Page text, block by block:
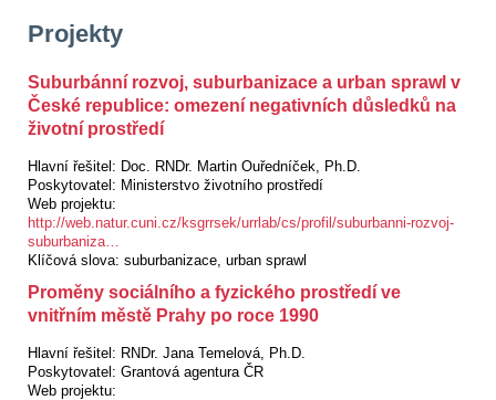
Projekty
Suburbánní rozvoj, suburbanizace a urban sprawl v
České republice: omezení negativních důsledků na
životní prostředí
Hlavní řešitel: Doc. RNDr. Martin Ouředníček, Ph.D.
Poskytovatel: Ministerstvo životního prostředí
Web projektu:
http://web.natur.cuni.cz/ksgrrsek/urrlab/cs/profil/suburbanni-rozvoj-
suburbaniza…
Klíčová slova: suburbanizace, urban sprawl
Proměny sociálního a fyzického prostředí ve
vnitřním městě Prahy po roce 1990
Hlavní řešitel: RNDr. Jana Temelová, Ph.D.
Poskytovatel: Grantová agentura ČR
Web projektu: